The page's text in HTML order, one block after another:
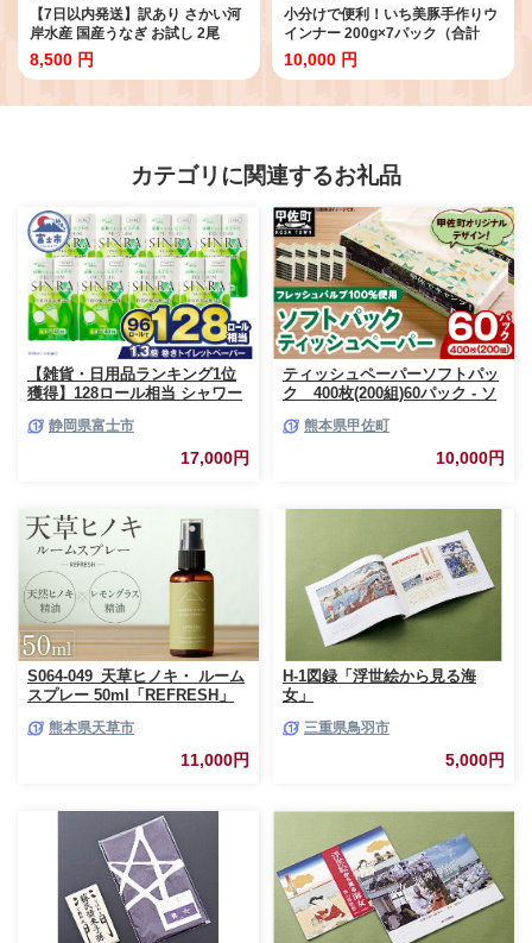
【7日以内発送】訳あり さかい河
岸水産 国産うなぎ お試し 2尾
200g以上 人気 鰻 うなぎ蒲焼 ウナ
ギ うなぎ 蒲焼き 蒲焼 かばやき 土
海鮮 うな重 うなじゅう ひつまぶ
8,500 円
小分けで便利！いち美豚手作りウ
インナー 200g×7パック（合計
1.4kg）肉 豚 ソーセージ ウインナ
ー アウトドア キャンプ バーベキ
10,000 円
カテゴリに関連するお礼品
【雑貨・日用品ランキング1位
獲得】128ロール相当 シャワー
ー ダブル プレミアムシンラ 96
ロール (12R×8パック) 配達時間
指定可能 1.3倍巻き トイレット
ーパー 人気 おすすめ [sf001-
012]
静岡県富士市
17,000円
ティッシュペーパーソフトパッ
ク 400枚(200組)60パック - ソ
ー 生活用品 雑貨 日用品 必需品
紙 常備品 まとめ買い 備蓄 防災
ストック 熊本県 甲佐町【ZC】
熊本県甲佐町
10,000円
S064-049_天草ヒノキ・ ルーム
スプレー 50ml「REFRESH」
熊本県天草市
11,000円
H-1図録「浮世絵から見る海
女」
三重県鳥羽市
5,000円